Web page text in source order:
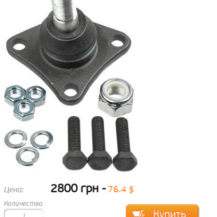
Цена: 2800 грн 76.4 $
Количество: